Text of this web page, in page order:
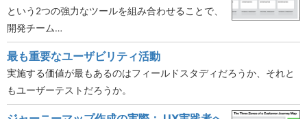
という2つの強力なツールを組み合わせることで、
開発チーム…
最も重要なユーザビリティ活動
実施する価値が最もあるのはフィールドスタディだろうか、それと
もユーザーテストだろうか。